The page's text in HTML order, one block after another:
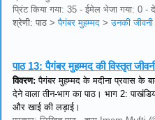
प्रिंट किया गया: 35 - ईमेल भेजा गया: 0
श्रेणी: पाठ >पैगंबर मुहम्मद >उनकी जीवनी
पाठ 13:पैगंबर मुहम्मद की विस्तृत
विवरण: पैगंबर मुहम्मद के मदीना प्रवास के
देने वाला तीन-भाग का पाठ। भाग 2:
और खाई की लड़ाई।